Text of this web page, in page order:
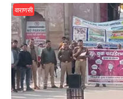
वाराणसी